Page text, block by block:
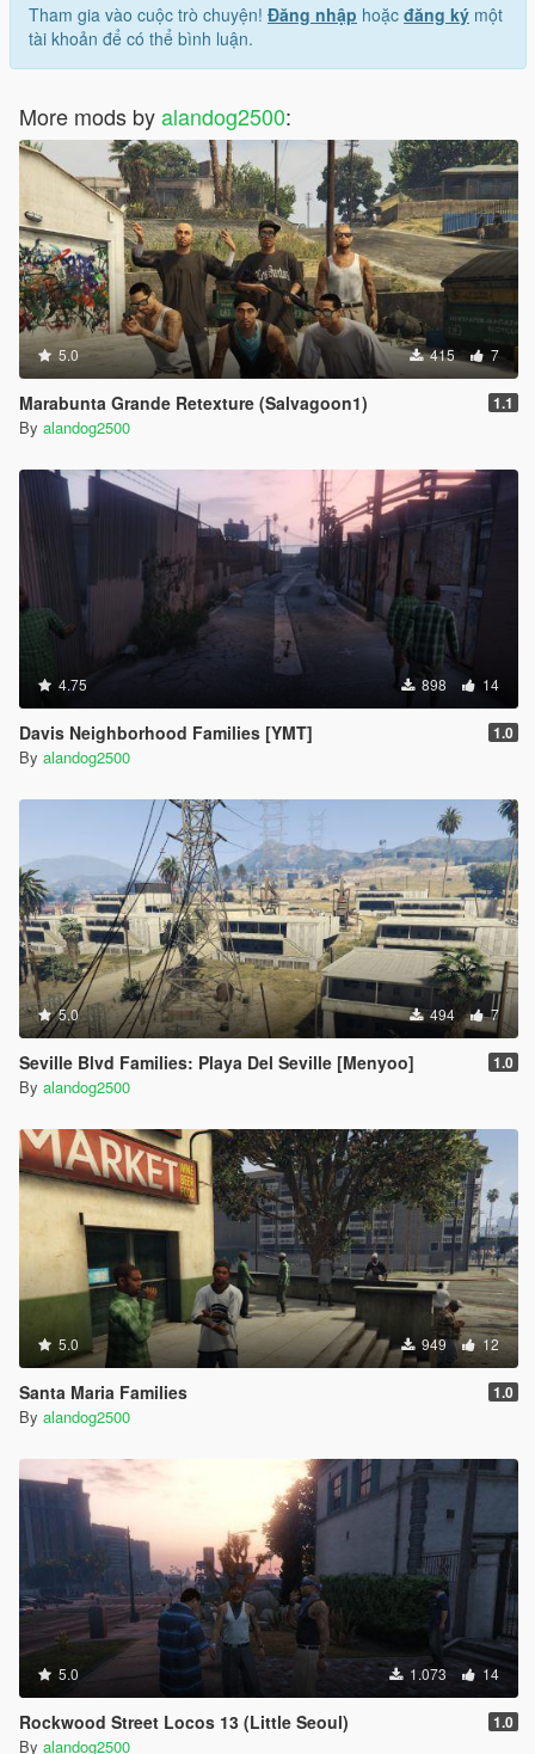
Tham gia vào cuộc trò chuyện! Đăng nhập hoặc đăng ký một
tài khoản để có thể bình luận.
More mods byalandog2500:
5.0 415 7
Marabunta Grande Retexture (Salvagoon1) 1.1
By alandog2500
4.75 898 14
Davis Neighborhood Families [YMT] 1.0
By alandog2500
5.0 494 7
Seville Blvd Families: Playa Del Seville [Menyoo] 1.0
By alandog2500
5.0 949 12
Santa Maria Families 1.0
By alandog2500
5.0 1.073 14
Rockwood Street Locos 13 (Little Seoul) 1.0
By alandog2500